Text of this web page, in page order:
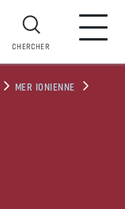
CHERCHER
MER IONIENNE